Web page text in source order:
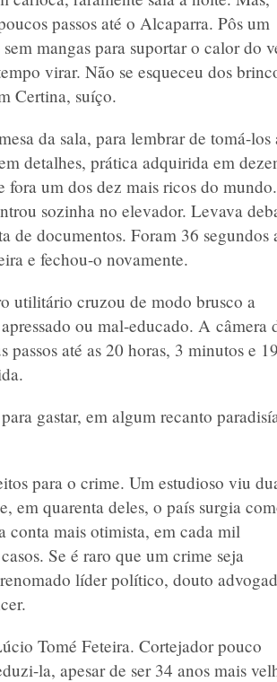
passos até o Alcaparra. Pôs um
mangas para suportar o calor do
virar. Não se esqueceu dos
Certina, suíço.
da sala, para lembrar de tomá-los
detalhes, prática adquirida em
fora um dos dez mais ricos do mundo.
sozinha no elevador. Levava
de documentos. Foram 36 segundos
e fechou-o novamente.
utilitário cruzou de modo brusco a
ou mal-educado. A câmera
até as 20 horas, 3 minutos e 19
gastar, em algum recanto
para o crime. Um estudioso viu
em quarenta deles, o país surgia
conta mais otimista, em cada mil
Se é raro que um crime seja
líder político, douto
Tomé Feteira. Cortejador pouco
la, apesar de ser 34 anos mais